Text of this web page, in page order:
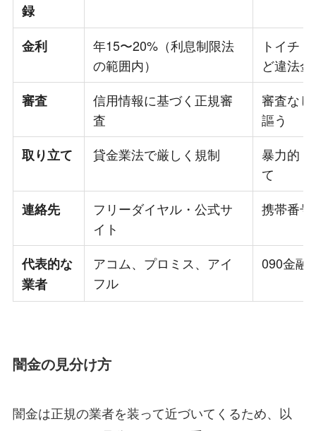
録
金利
年15〜20%（利息制限法
の範囲内）
トイチ
ど違法
審査
信用情報に基づく正規審
査
審査な
謳う
取り立て
貸金業法で厳しく規制
暴力的
て
連絡先
フリーダイヤル・公式サ
イト
携帯番
代表的な
業者
アコム、プロミス、アイ
フル
090金融
闇金の見分け方
闇金は正規の業者を装って近づいてくるため、以